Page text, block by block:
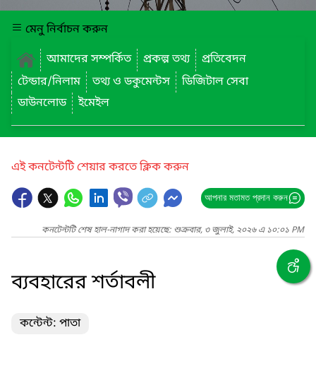
মেনু নির্বাচন করুন
আমাদের সম্পর্কিত
প্রকল্প তথ্য
প্রতিবেদন
টেন্ডার/নিলাম
তথ্য ও ডকুমেন্টস
ডিজিটাল সেবা
ডাউনলোড
ইমেইল
এই কনটেন্টটি শেয়ার করতে ক্লিক করুন
আপনার মতামত প্রদান করুন
কনটেন্টটি শেষ হাল-নাগাদ করা হয়েছে: শুক্রবার, ৩ জুলাই, ২০২৬ এ ১০:০১ PM
ব্যবহারের শর্তাবলী
কন্টেন্ট: পাতা